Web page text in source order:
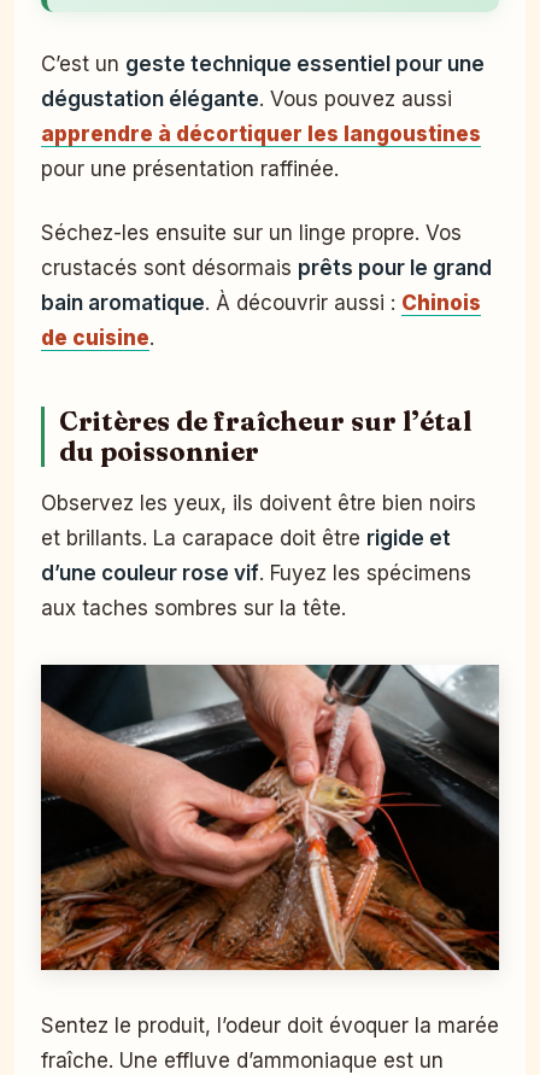
C’est un geste technique essentiel pour une
dégustation élégante. Vous pouvez aussi
apprendre à décortiquer les langoustines
pour une présentation raffinée.
Séchez-les ensuite sur un linge propre. Vos
crustacés sont désormais prêts pour le grand
bain aromatique. À découvrir aussi : Chinois
de cuisine.
Critères de fraîcheur sur l’étal
du poissonnier
Observez les yeux, ils doivent être bien noirs
et brillants. La carapace doit être rigide et
d’une couleur rose vif. Fuyez les spécimens
aux taches sombres sur la tête.
Sentez le produit, l’odeur doit évoquer la marée
fraîche. Une effluve d’ammoniaque est un